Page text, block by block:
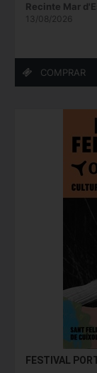
Recinte Mar
13/08/2026
FESTIVAL